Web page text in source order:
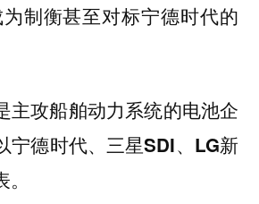
制衡甚至对标宁德时代的
主攻船舶动力系统的电池企
宁德时代、三星SDI、LG新